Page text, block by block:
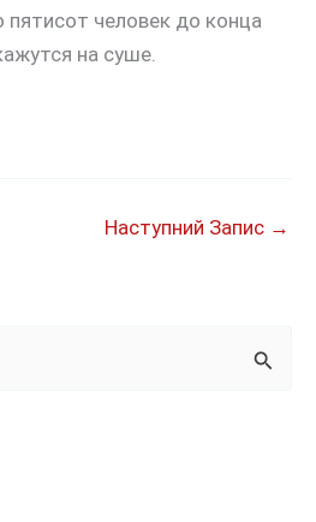
пятисот человек до конца
на суше.
Наступний Запис →